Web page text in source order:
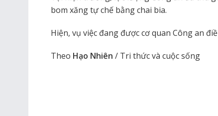
bom xăng tự chế bằng chai bia.
Hiện, vụ việc đang được cơ quan Công an
Theo Hạo Nhiên / Tri thức và cuộc sống